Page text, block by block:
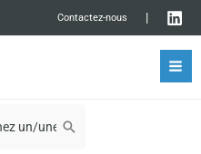
Contactez-nous |